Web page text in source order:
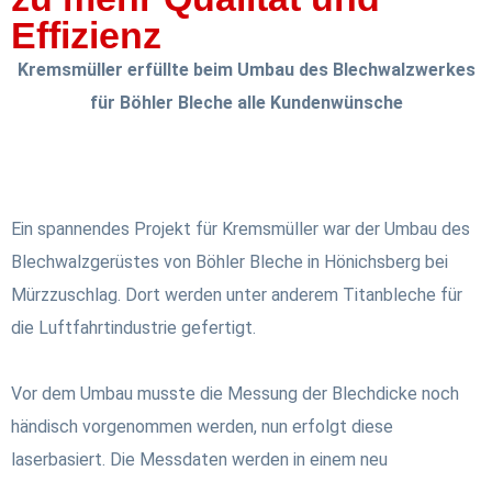
Effizienz
Kremsmüller erfüllte beim Umbau des Blechwalzwerkes
für Böhler Bleche alle Kundenwünsche
Ein spannendes Projekt für Kremsmüller war der Umbau des
Blechwalzgerüstes von Böhler Bleche in Hönichsberg bei
Mürzzuschlag. Dort werden unter anderem Titanbleche für
die Luftfahrtindustrie gefertigt.
Vor dem Umbau musste die Messung der Blechdicke noch
händisch vorgenommen werden, nun erfolgt diese
laserbasiert. Die Messdaten werden in einem neu